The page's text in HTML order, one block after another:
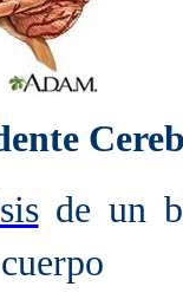
de un